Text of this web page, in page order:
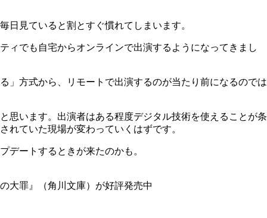
見ていると割とすぐ慣れてしまいます。
ィでも自宅からオンラインで出演するようになってきまし
」方式から、リモートで出演するのが当たり前になるのでは
思います。出演者はある程度デジタル技術を使えることが条
ていた現場が変わっていくはずです。
デートするときが来たのかも。
大罪』（角川文庫）が好評発売中